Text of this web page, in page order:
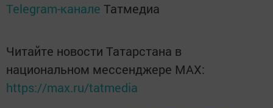
Telegram-канале Татмедиа
Читайте новости Татарстана в
национальном мессенджере MАХ:
https://max.ru/tatmedia